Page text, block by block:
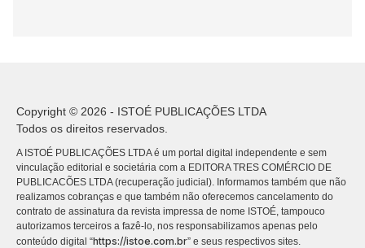
Copyright © 2026 - ISTOÉ PUBLICAÇÕES LTDA
Todos os direitos reservados.
A ISTOÉ PUBLICAÇÕES LTDA é um portal digital independente e sem
vinculação editorial e societária com a EDITORA TRES COMÉRCIO DE
PUBLICACÕES LTDA (recuperação judicial). Informamos também que não
realizamos cobranças e que também não oferecemos cancelamento do
contrato de assinatura da revista impressa de nome ISTOÉ, tampouco
autorizamos terceiros a fazê-lo, nos responsabilizamos apenas pelo
conteúdo digital “https://istoe.com.br” e seus respectivos sites.